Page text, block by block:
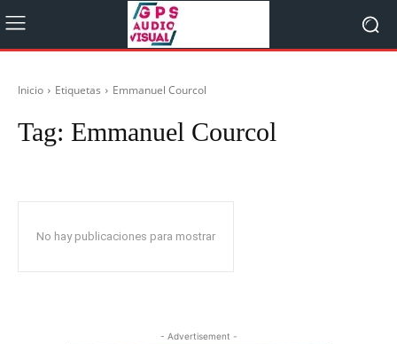
Inicio Etiquetas Emmanuel Courcol
Tag: Emmanuel Courcol
No hay publicaciones para mostrar
- Advertisement -